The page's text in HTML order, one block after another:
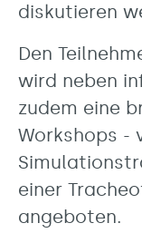
diskutieren
Den
wird neben
zudem eine
Workshops -
einer
angeboten.